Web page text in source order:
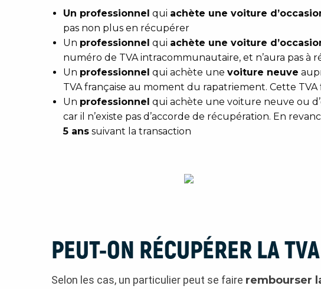
Un professionnel qui achète une voiture
pas non plus en récupérer
Un professionnel qui achète une voiture
numéro de TVA intracommunautaire, et n’aura pas à
Un professionnel qui achète une voiture neuve
TVA française au moment du rapatriement. Cette
Un professionnel qui achète une voiture neuve ou
car il n’existe pas d’accorde de récupération. En
5 ans suivant la transaction
PEUT-ON RÉCUPÉRER LA
Selon les cas, un particulier peut se faire rembourser